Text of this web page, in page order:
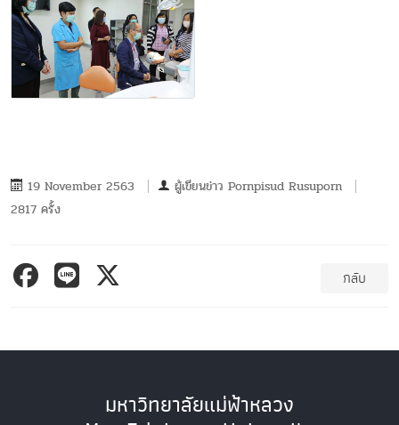
19 November 2563 ผู้เขียนข่าว Pornpisud Rusuporn
2817 ครั้ง
กลับ
มหาวิทยาลัยแม่ฟ้าหลวง